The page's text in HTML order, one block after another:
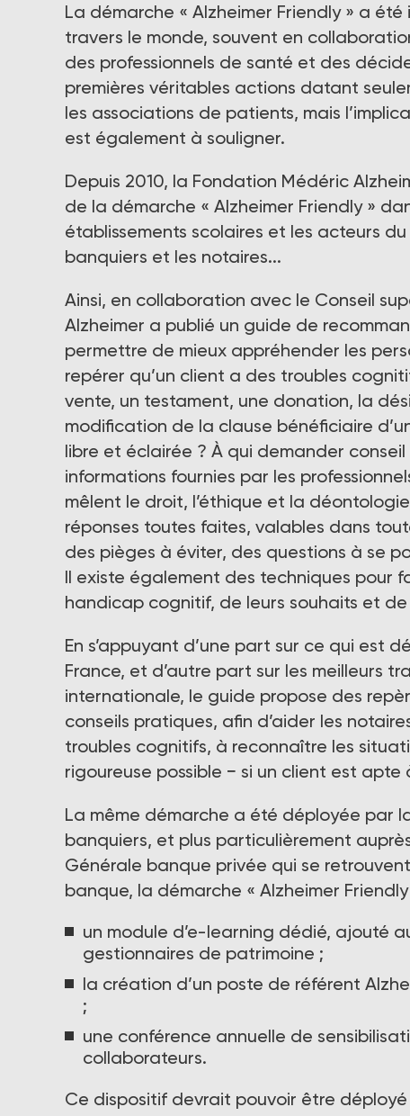
La démarche « Alzheimer Friendly » a
travers le monde, souvent en
des professionnels de santé et des
premières véritables actions datant
les associations de patients, mais
est également à souligner.
Depuis 2010, la Fondation Médéric
de la démarche « Alzheimer Friendly »
établissements scolaires et les acteurs
banquiers et les notaires...
Ainsi, en collaboration avec le Conseil
Alzheimer a publié un guide de
permettre de mieux appréhender les
repérer qu’un client a des troubles
vente, un testament, une donation, la
modification de la clause bénéficiaire
libre et éclairée ? À qui demander
informations fournies par les
mêlent le droit, l’éthique et la
réponses toutes faites, valables dans
des pièges à éviter, des questions à se
Il existe également des techniques pour
handicap cognitif, de leurs souhaits et de
En s’appuyant d’une part sur ce qui est
France, et d’autre part sur les meilleurs
internationale, le guide propose des
conseils pratiques, afin d’aider les
troubles cognitifs, à reconnaître les
rigoureuse possible − si un client est
La même démarche a été déployée par
banquiers, et plus particulièrement
Générale banque privée qui se
banque, la démarche « Alzheimer
un module d’e-learning dédié, ajouté
gestionnaires de patrimoine ;
la création d’un poste de référent
;
une conférence annuelle de
collaborateurs.
Ce dispositif devrait pouvoir être